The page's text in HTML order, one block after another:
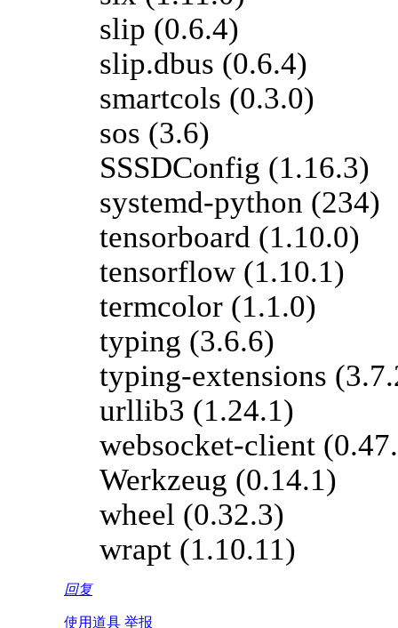
slip (0.6.4)
slip.dbus (0.6.4)
smartcols (0.3.0)
sos (3.6)
SSSDConfig (1.16.3)
systemd-python (234)
tensorboard (1.10.0)
tensorflow (1.10.1)
termcolor (1.1.0)
typing (3.6.6)
typing-extensions
urllib3 (1.24.1)
websocket-client
Werkzeug (0.14.1)
wheel (0.32.3)
wrapt (1.10.11)
回复
使用道具 举报